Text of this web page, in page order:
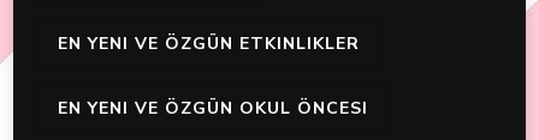
EN YENI VE ÖZGÜN ETKINLIKLER
EN YENI VE ÖZGÜN OKUL ÖNCESI